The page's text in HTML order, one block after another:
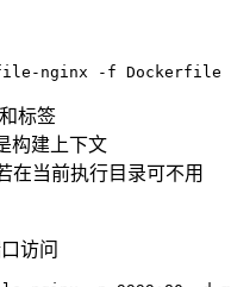
标签
构建上下文
在当前执行目录可不用
访问